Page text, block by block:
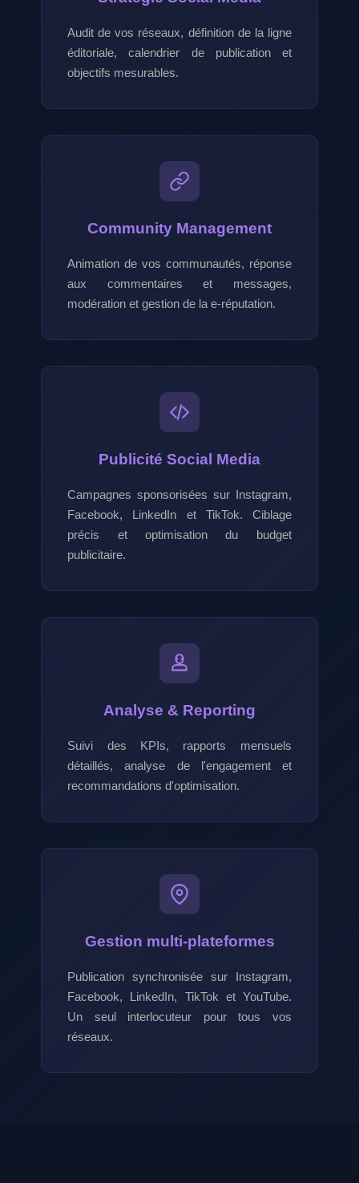
Audit de vos réseaux, définition de la ligne
éditoriale, calendrier de publication et
objectifs mesurables.
Community Management
Animation de vos communautés, réponse
aux commentaires et messages,
modération et gestion de la e-réputation.
Publicité Social Media
Campagnes sponsorisées sur Instagram,
Facebook, LinkedIn et TikTok. Ciblage
précis et optimisation du budget
publicitaire.
Analyse & Reporting
Suivi des KPIs, rapports mensuels
détaillés, analyse de l'engagement et
recommandations d'optimisation.
Gestion multi-plateformes
Publication synchronisée sur Instagram,
Facebook, LinkedIn, TikTok et YouTube.
Un seul interlocuteur pour tous vos
réseaux.